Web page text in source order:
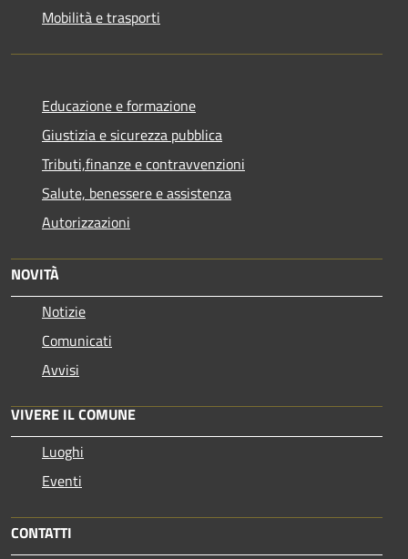
Mobilità e trasporti
Educazione e formazione
Giustizia e sicurezza pubblica
Tributi,finanze e contravvenzioni
Salute, benessere e assistenza
Autorizzazioni
NOVITÀ
Notizie
Comunicati
Avvisi
VIVERE IL COMUNE
Luoghi
Eventi
CONTATTI